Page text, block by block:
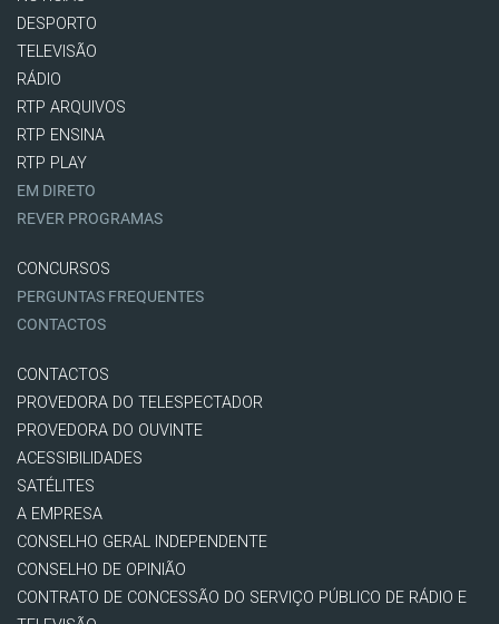
DESPORTO
TELEVISÃO
RÁDIO
RTP ARQUIVOS
RTP ENSINA
RTP PLAY
EM DIRETO
REVER PROGRAMAS
CONCURSOS
PERGUNTAS FREQUENTES
CONTACTOS
CONTACTOS
PROVEDORA DO TELESPECTADOR
PROVEDORA DO OUVINTE
ACESSIBILIDADES
SATÉLITES
A EMPRESA
CONSELHO GERAL INDEPENDENTE
CONSELHO DE OPINIÃO
CONTRATO DE CONCESSÃO DO SERVIÇO PÚBLICO DE RÁDIO E